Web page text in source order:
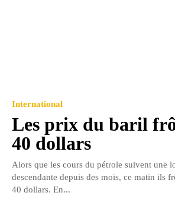
International
Les prix du baril
40 dollars
Alors que les cours du pétrole suivent une
descendante depuis des mois, ce matin ils
40 dollars. En...